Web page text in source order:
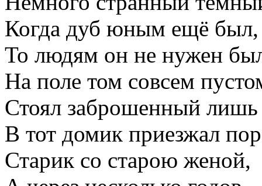
Когда дуб юным ещё был,
То людям он не нужен
На поле том совсем
Стоял заброшенный
В тот домик приезжал
Старик со старою женой,